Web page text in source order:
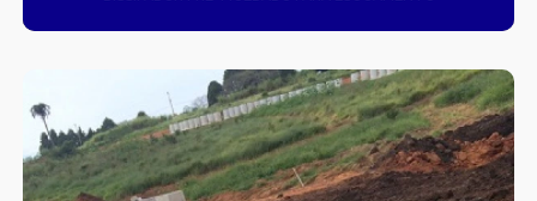
SERVIÇOS DE DRENAGEM
TAMPAS DE CONCRETO ARMADO
VENDA DE CAIXAS PRÉ-MOLDADOS